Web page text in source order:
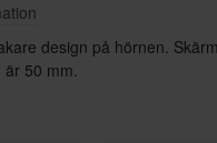
design på hörnen.
är 50 mm.